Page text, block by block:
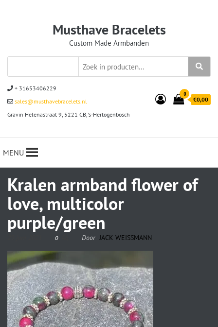
Musthave Bracelets
Custom Made Armbanden
+ 31653406229
sales@musthavebracelets.nl
Gravin Helenastraat 9, 5221 CB, ‘s-Hertogenbosch
0
€0,00
MENU
Kralen armband flower of
love, multicolor
purple/green
0 Door JACK WEISSMANN